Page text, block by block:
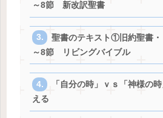
～8節 新改訳聖書
聖書のテキスト①旧約聖書
～8節 リビングバイブル
「自分の時」ｖｓ「神様の
える